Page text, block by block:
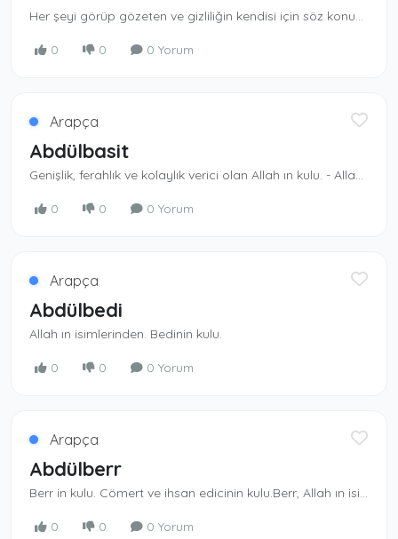
Her şeyi görüp gözeten ve gizliliğin kendisi için söz konusu olmadığı yüce Al­lah ın kulu.Her şeyi görüp anlayan Allah ın kulu.
0 0 0 Yorum
Arapça
Abdülbasit
Genişlik, ferahlık ve kolaylık verici olan Al­lah ın kulu. - Allah ın isimlerinden.Rızkı yayıp bollaştıran Allah ın kulu
0 0 0 Yorum
Arapça
Abdülbedi
Allah ın isimlerinden. Bedinin kulu.
0 0 0 Yorum
Arapça
Abdülberr
Berr in kulu. Cömert ve ihsan edicinin kulu.Berr, Allah ın isimlerindendir.
0 0 0 Yorum